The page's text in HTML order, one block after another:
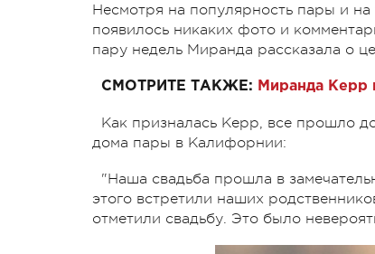
Несмотря на популярность пары и
появилось никаких фото и
пару недель Миранда рассказала о
СМОТРИТЕ ТАКЖЕ: Миранда Керр
Как призналась Керр, все прошло
дома пары в Калифорнии:
"Наша свадьба прошла в
этого встретили наших
отметили свадьбу. Это было